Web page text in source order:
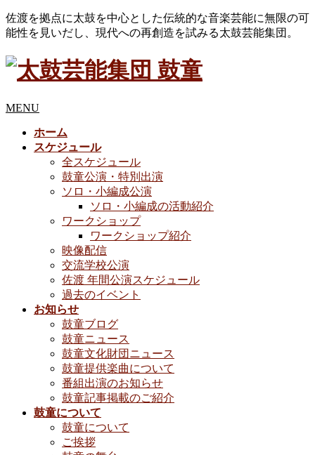
佐渡を拠点に太鼓を中心とした伝統的な音楽芸能に無限の可
能性を見いだし、現代への再創造を試みる太鼓芸能集団。
MENU
ホーム
スケジュール
全スケジュール
鼓童公演・特別出演
ソロ・小編成公演
ソロ・小編成の活動紹介
ワークショップ
ワークショップ紹介
映像配信
交流学校公演
佐渡 年間公演スケジュール
過去のイベント
お知らせ
鼓童ブログ
鼓童ニュース
鼓童文化財団ニュース
鼓童提供楽曲について
番組出演のお知らせ
鼓童記事掲載のご紹介
鼓童について
鼓童について
ご挨拶